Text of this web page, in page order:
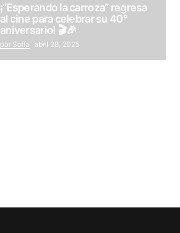
¡“Esperando la carroza” regresa
al cine para celebrar su 40°
aniversario! 🎬🎉
por Sofía abril 28, 2025